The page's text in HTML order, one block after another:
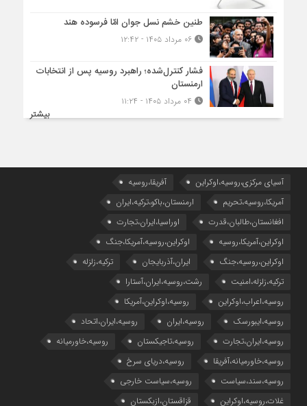
طنین خشم نسل جوان امّا فرسوده هند
۰۶ مرداد ۱۴۰۵ - ۱۲:۴۲
فشار کنترل‌شده؛ راهبرد روسیه پس از انتخابات
ارمنستان
بیشتر
آسیای مرکزی،روسیه،اوکراین
آفریقا،روسیه
آمریکا،روسیه،تحریم
ارمنستان،باکو،ترکیه،ایران
افغانستان،طالبان،قدرت
اوراسیا،ایران،تجارت
اوکراین،آمریکا،روسیه
اوکراین،روسیه،آمریکا،جنگ
اوکراین،روسیه،جنگ
ایران،آذربایجان
ترکیه،زلزله
ترکیه،زلزله،امنیت
رشت،روسیه،ایران،آستارا
روسیه،اعراب،اوکراین
روسیه،اوکراین،آمریکا
روسیه،ایبورسک
روسیه،ایران
روسیه،ایران،اتحاد
روسیه،ایران،تجارت
روسیه،تاجیکستان
روسیه،خاورمیانه
روسیه،خاورمیانه،آفریقا
روسیه،دریای سرخ
روسیه،سند،سیاست
روسیه،سیاست خارجی
غلات،روسیه،اوکراین
قزاقستان،ازبکستان